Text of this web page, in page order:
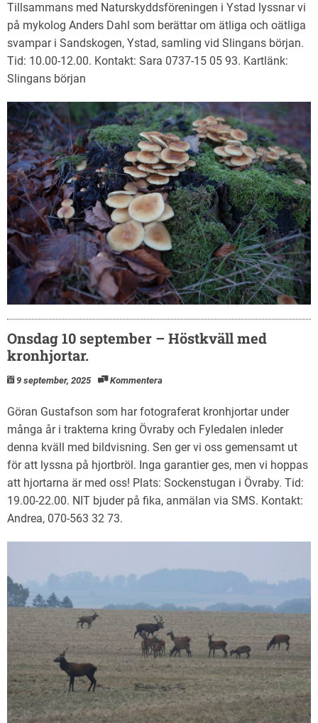
Tillsammans med Naturskyddsföreningen i Ystad lyssnar vi
på mykolog Anders Dahl som berättar om ätliga och oätliga
svampar i Sandskogen, Ystad, samling vid Slingans början.
Tid: 10.00-12.00. Kontakt: Sara 0737-15 05 93. Kartlänk:
Slingans början
Onsdag 10 september – Höstkväll med
kronhjortar.
9 september, 2025 Kommentera
Göran Gustafson som har fotograferat kronhjortar under
många år i trakterna kring Övraby och Fyledalen inleder
denna kväll med bildvisning. Sen ger vi oss gemensamt ut
för att lyssna på hjortbröl. Inga garantier ges, men vi hoppas
att hjortarna är med oss! Plats: Sockenstugan i Övraby. Tid:
19.00-22.00. NIT bjuder på fika, anmälan via SMS. Kontakt:
Andrea, 070-563 32 73.